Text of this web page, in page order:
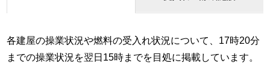
各建屋の操業状況や燃料の受入れ状況について、17時20分
までの操業状況を翌日15時までを目処に掲載しています。